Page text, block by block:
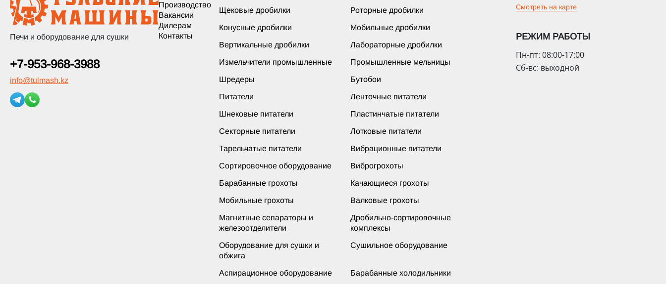
Печи и оборудование для сушки
+7-953-968-3988
info@tulmash.kz
Производство
Вакансии
Дилерам
Контакты
Щековые дробилки Роторные дробилки
Конусные дробилки Мобильные дробилки
Вертикальные дробилки Лабораторные дробилки
Измельчители промышленные Промышленные мельницы
Шредеры Бутобои
Питатели Ленточные питатели
Шнековые питатели Пластинчатые питатели
Секторные питатели Лотковые питатели
Тарельчатые питатели Вибрационные питатели
Сортировочное оборудование Виброгрохоты
Барабанные грохоты Качающиеся грохоты
Мобильные грохоты Валковые грохоты
Магнитные сепараторы и
железоотделители
Дробильно-сортировочные
комплексы
Оборудование для сушки и
обжига
Сушильное оборудование
Аспирационное оборудование Барабанные холодильники
Смотреть на карте
РЕЖИМ РАБОТЫ
Пн-пт: 08:00-17:00
Сб-вс: выходной